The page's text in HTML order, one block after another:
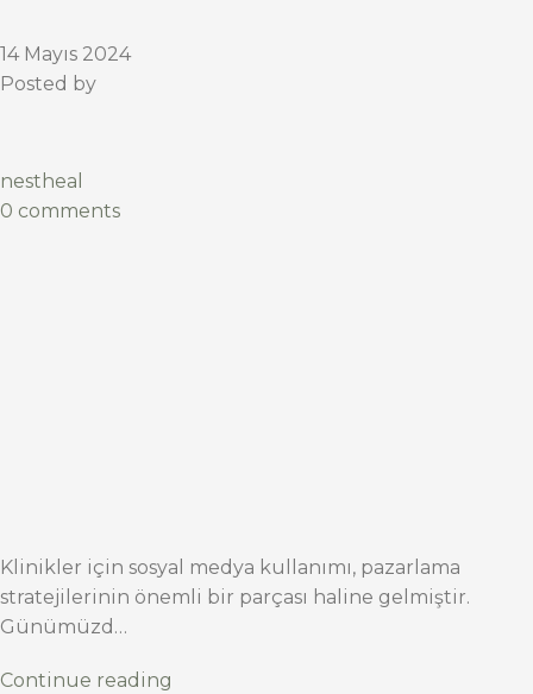
14 Mayıs 2024
Posted by
nestheal
0 comments
Klinikler için sosyal medya kullanımı, pazarlama
stratejilerinin önemli bir parçası haline gelmiştir.
Günümüzd…
Continue reading